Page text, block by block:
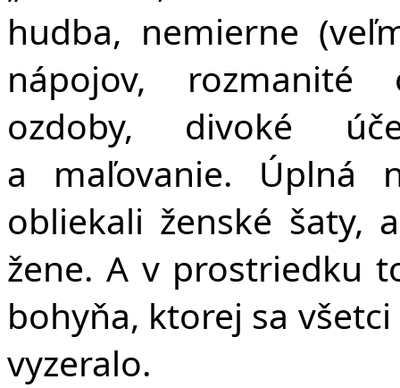
hudba, nemierne
nápojov, rozmanité
ozdoby, divoké
a maľovanie. Úplná
obliekali ženské šaty,
žene. A v prostriedku
bohyňa, ktorej sa
vyzeralo.